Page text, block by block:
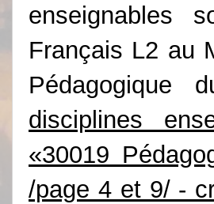
enseignables
Français L2 au
disciplines
«30019
/page 4 et 9/ -